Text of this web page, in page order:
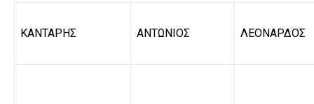
ΚΑΝΤΑΡΗΣ ΑΝΤΩΝΙΟΣ ΛΕΟΝΑΡΔΟΣ